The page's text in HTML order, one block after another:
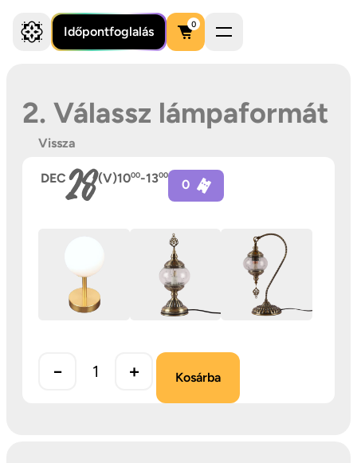
Időpontfoglalás
0
2. Válassz lámpaformát
Vissza
DEC28(V)1000-1300
0
− + Kosárba